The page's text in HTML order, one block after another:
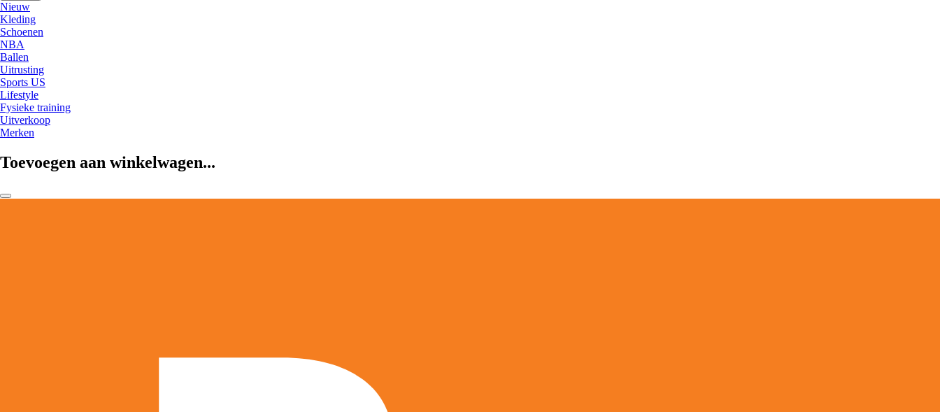
Nieuw
Kleding
Schoenen
NBA
Ballen
Uitrusting
Sports US
Lifestyle
Fysieke training
Uitverkoop
Merken
Toevoegen aan winkelwagen...